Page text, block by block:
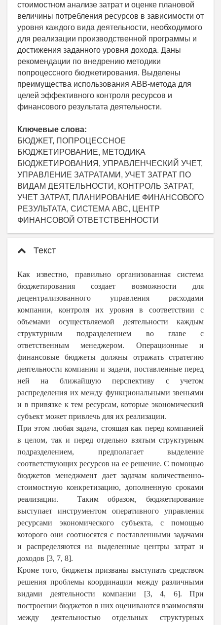
стоимостном анализе затрат и оценке плановой
величины потребления ресурсов в зависимости от
уровня каждого вида деятельности, необходимого
для реализации производственной программы и
достижения заданного уровня дохода. Даны
рекомендации по внедрению методики
попроцессного бюджетирования. Выделены
преимущества использования АВВ-метода для
целей эффективного контроля ресурсов и
финансового результата деятельности.
Ключевые слова:
БЮДЖЕТ, ПОПРОЦЕССНОЕ
БЮДЖЕТИРОВАНИЕ, МЕТОДИКА
БЮДЖЕТИРОВАНИЯ, УПРАВЛЕНЧЕСКИЙ УЧЕТ,
УПРАВЛЕНИЕ ЗАТРАТАМИ, УЧЕТ ЗАТРАТ ПО
ВИДАМ ДЕЯТЕЛЬНОСТИ, КОНТРОЛЬ ЗАТРАТ,
УЧЕТ ЗАТРАТ, ПЛАНИРОВАНИЕ ФИНАНСОВОГО
РЕЗУЛЬТАТА, СИСТЕМА АВС, ЦЕНТР
ФИНАНСОВОЙ ОТВЕТСТВЕННОСТИ
Текст
Как известно, правильно организованная система
бюджетирования создает возможности для
децентрализованного управления расходами
компании, контроля их уровня в соответствии с
объемами осуществляемой деятельности каждым
структурным подразделением во главе с
ответственным менеджером. Операционные и
финансовые бюджеты должны отражать стратегию
деятельности компании и задачи, поставленные перед
ней на ближайшую перспективу с учетом
распределения их между функциональными звеньями
и в привязке к тем ресурсам, которые экономический
субъект может привлечь для их реализации.
При этом любая задача, стоящая как перед компанией
в целом, так и перед отдельно взятым структурным
подразделением, предполагает выделение
соответствующих ресурсов на ее решение. С помощью
бюджетов менеджмент дает задачам количественно-
стоимостную конкретизацию, дополненную сроками
реализации. Таким образом, бюджетирование
выступает инструментом оперативного управления
ресурсами экономического субъекта, с помощью
которого они соотносятся с поставленными задачами
и распределяются на выделенные центры затрат и
доходов [3, 7, 8].
Кроме того, бюджеты призваны выступать средством
решения проблемы координации между различными
видами деятельности компании [3, 4, 6]. При
построении бюджетов в них оцениваются взаимосвязи
между деятельностью отдельных структурных